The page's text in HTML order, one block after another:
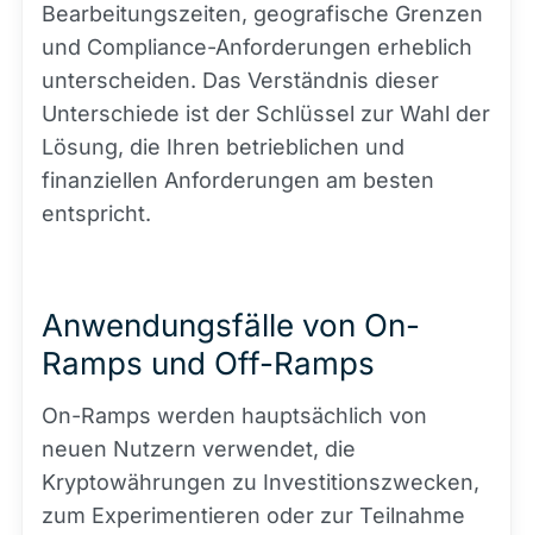
Bearbeitungszeiten, geografische Grenzen
und Compliance-Anforderungen erheblich
unterscheiden. Das Verständnis dieser
Unterschiede ist der Schlüssel zur Wahl der
Lösung, die Ihren betrieblichen und
finanziellen Anforderungen am besten
entspricht.
Anwendungsfälle von On-
Ramps und Off-Ramps
On-Ramps werden hauptsächlich von
neuen Nutzern verwendet, die
Kryptowährungen zu Investitionszwecken,
zum Experimentieren oder zur Teilnahme